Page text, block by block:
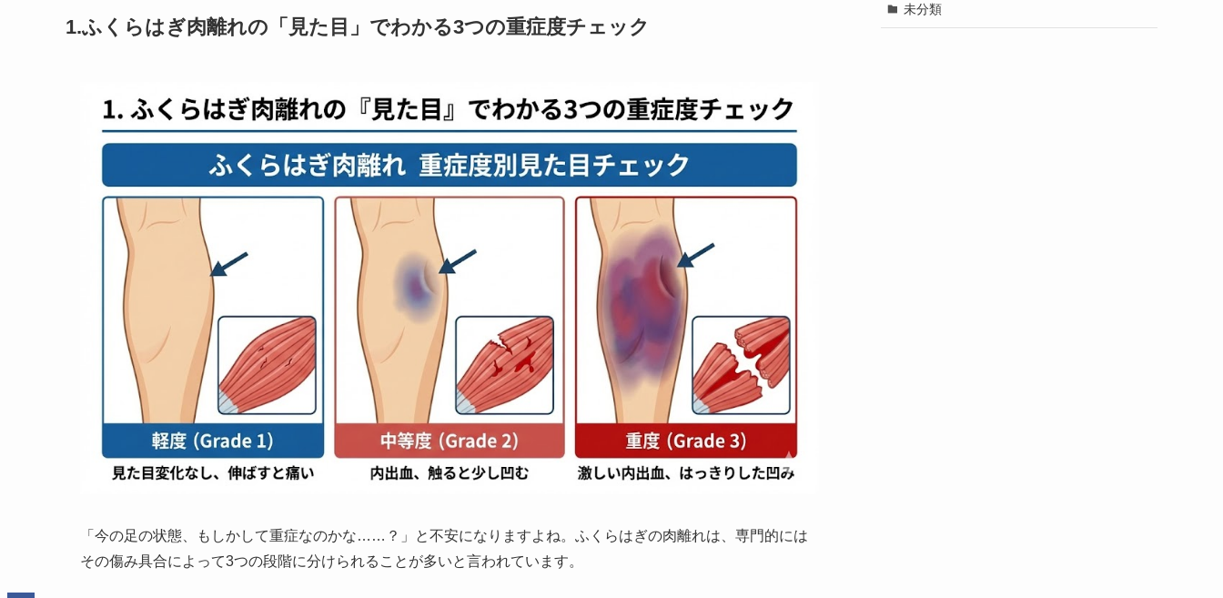
1.ふくらはぎ肉離れの「見た目」でわかる3つの重症度チェック
「今の足の状態、もしかして重症なのかな……？」と不安になりますよね。ふくらはぎの肉離れは、専門的には
その傷み具合によって3つの段階に分けられることが多いと言われています。
未分類